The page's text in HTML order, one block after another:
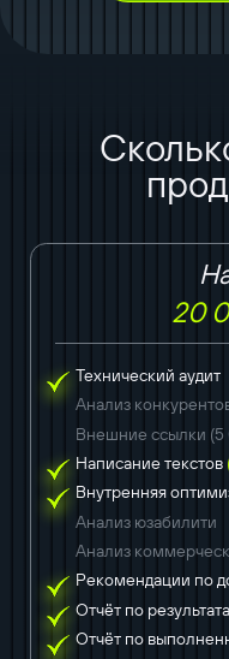
20
Технический аудит
Анализ
Внешние ссылки
Написание текстов
Внутренняя
Анализ юзабилити
Анализ
Рекомендации по
Отчёт по
Отчёт по